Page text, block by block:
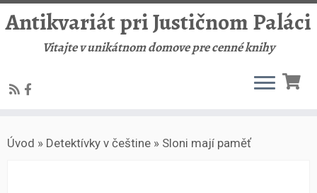
to
Antikvariát pri Justičnom Paláci
Vitajte v unikátnom domove pre cenné knihy
Úvod » Detektívky v češtine » Sloni mají paměť